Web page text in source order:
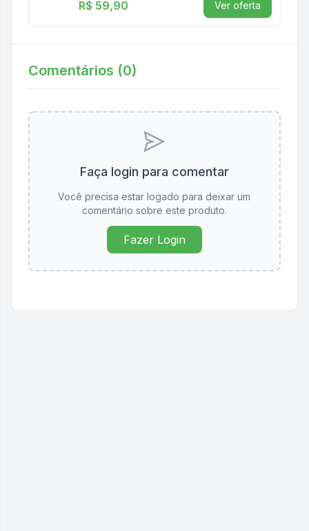
R$ 59,90 Ver oferta
Comentários (0)
Faça login para comentar
Você precisa estar logado para deixar um
comentário sobre este produto.
Fazer Login